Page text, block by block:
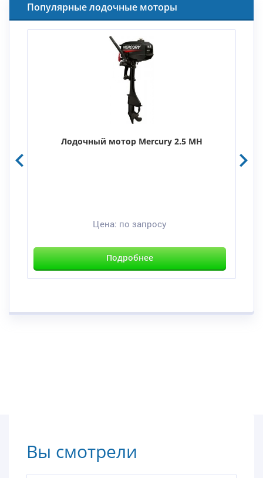
Популярные лодочные моторы
Лодочный мотор Mercury 2.5 MH
Цена: по запросу
Подробнее
Вы смотрели